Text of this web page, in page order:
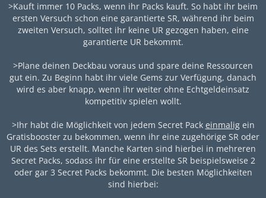
>Kauft immer 10 Packs, wenn ihr Packs kauft. So habt ihr beim
ersten Versuch schon eine garantierte SR, während ihr beim
zweiten Versuch, solltet ihr keine UR gezogen haben, eine
garantierte UR bekommt.
>Plane deinen Deckbau voraus und spare deine Ressourcen
gut ein. Zu Beginn habt ihr viele Gems zur Verfügung, danach
wird es aber knapp, wenn ihr weiter ohne Echtgeldeinsatz
kompetitiv spielen wollt.
>Ihr habt die Möglichkeit von jedem Secret Pack einmaligein
Gratisbooster zu bekommen, wenn ihr eine zugehörige SR oder
UR des Sets erstellt. Manche Karten sind hierbei in mehreren
Secret Packs, sodass ihr für eine erstellte SR beispielsweise 2
oder gar 3 Secret Packs bekommt. Die besten Möglichkeiten
sind hierbei: